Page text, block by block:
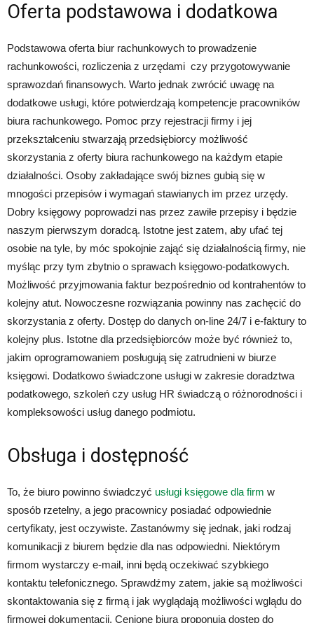
Oferta podstawowa i dodatkowa
Podstawowa oferta biur rachunkowych to prowadzenie
rachunkowości, rozliczenia z urzędami czy przygotowywanie
sprawozdań finansowych. Warto jednak zwrócić uwagę na
dodatkowe usługi, które potwierdzają kompetencje pracowników
biura rachunkowego. Pomoc przy rejestracji firmy i jej
przekształceniu stwarzają przedsiębiorcy możliwość
skorzystania z oferty biura rachunkowego na każdym etapie
działalności. Osoby zakładające swój biznes gubią się w
mnogości przepisów i wymagań stawianych im przez urzędy.
Dobry księgowy poprowadzi nas przez zawiłe przepisy i będzie
naszym pierwszym doradcą. Istotne jest zatem, aby ufać tej
osobie na tyle, by móc spokojnie zająć się działalnością firmy, nie
myśląc przy tym zbytnio o sprawach księgowo-podatkowych.
Możliwość przyjmowania faktur bezpośrednio od kontrahentów to
kolejny atut. Nowoczesne rozwiązania powinny nas zachęcić do
skorzystania z oferty. Dostęp do danych on-line 24/7 i e-faktury to
kolejny plus. Istotne dla przedsiębiorców może być również to,
jakim oprogramowaniem posługują się zatrudnieni w biurze
księgowi. Dodatkowo świadczone usługi w zakresie doradztwa
podatkowego, szkoleń czy usług HR świadczą o różnorodności i
kompleksowości usług danego podmiotu.
Obsługa i dostępność
To, że biuro powinno świadczyć usługi księgowe dla firm w
sposób rzetelny, a jego pracownicy posiadać odpowiednie
certyfikaty, jest oczywiste. Zastanówmy się jednak, jaki rodzaj
komunikacji z biurem będzie dla nas odpowiedni. Niektórym
firmom wystarczy e-mail, inni będą oczekiwać szybkiego
kontaktu telefonicznego. Sprawdźmy zatem, jakie są możliwości
skontaktowania się z firmą i jak wyglądają możliwości wglądu do
firmowej dokumentacji. Cenione biura proponują dostęp do